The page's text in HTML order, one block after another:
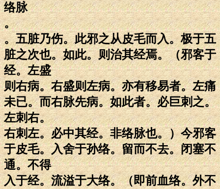
络脉
。
。五脏乃伤。此邪之从皮毛而入。极于五
脏之次也。如此。则治其经焉。（邪客于
经。左盛
则右病。右盛则左病。亦有移易者。左痛
未已。而右脉先病。如此者。必巨刺之。
左刺右。
右刺左。必中其经。非络脉也。）今邪客
于皮毛。入舍于孙络。留而不去。闭塞不
通。不得
入于经。流溢于大络。（即前血络。外不